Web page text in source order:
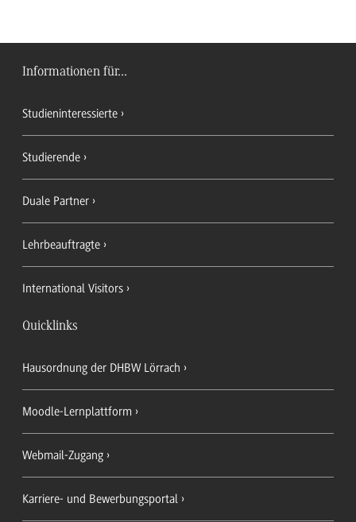
Informationen für...
Studieninteressierte
Studierende
Duale Partner
Lehrbeauftragte
International Visitors
Quicklinks
Hausordnung der DHBW Lörrach
Moodle-Lernplattform
Webmail-Zugang
Karriere- und Bewerbungsportal